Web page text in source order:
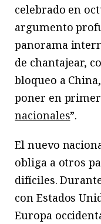
celebrado en
argumento
panorama
de chantajear,
bloqueo a China,
poner en
nacionales”.
El nuevo
obliga a otros
difíciles.
con Estados
Europa